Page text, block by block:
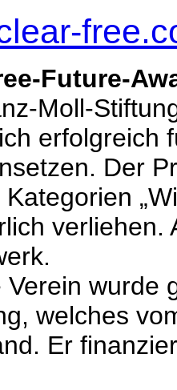
Future-
Moll-
erfolgreich
Der
wurde
welches
Er